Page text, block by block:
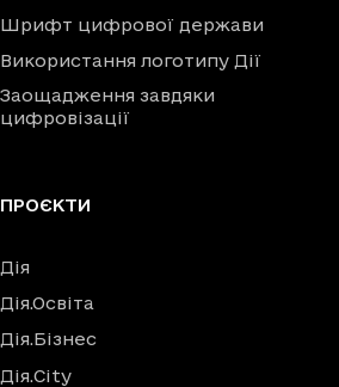
Шрифт цифрової держави
Використання логотипу Дії
Заощадження завдяки
цифровізації
ПРОЄКТИ
Дія
Дія.Освіта
Дія.Бізнес
Дія.City